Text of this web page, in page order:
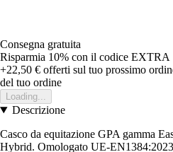
Consegna gratuita
Risparmia 10% con il codice EXTRA
+22,50 € offerti sul tuo prossimo
del tuo ordine
Loading...
Descrizione
Casco da equitazione GPA gamma
Hybrid. Omologato UE-